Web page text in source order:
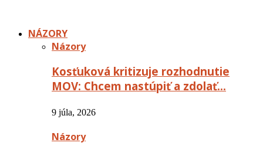
NÁZORY
Názory
Kosťuková kritizuje rozhodnutie
MOV: Chcem nastúpiť a zdolať…
9 júla, 2026
Názory